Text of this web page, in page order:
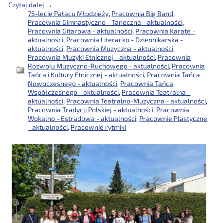
Czytaj dalej →
75-lecie Pałacu Młodzieży, Pracownia Big Band,
Pracownia Gimnastyczno - Taneczna - aktualności,
Pracownia Gitarowa - aktualności, Pracownia Karate -
aktualności, Pracownia Literacko - Dziennikarska -
aktualności, Pracownia Muzyczna - aktualności,
Pracownia Muzyki Etnicznej - aktualności, Pracownia
Rozwoju Muzyczno-Ruchowego - aktualności, Pracownia
Tańca i Kultury Etnicznej - aktualności, Pracownia Tańca
Nowoczesnego - aktualności, Pracownia Tańca
Współczesnego - aktualności, Pracownia Teatralna -
aktualności, Pracownia Teatralno-Muzyczna - aktualności,
Pracownia Tradycji Polskiej - aktualności, Pracownia
Wokalno - Estradowa - aktualności, Pracownie Plastyczne
- aktualności, Pracownie rytmiki